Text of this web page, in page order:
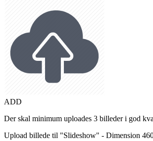
ADD
Der skal minimum uploades 3 billeder i god
Upload billede til "Slideshow" - Dimension